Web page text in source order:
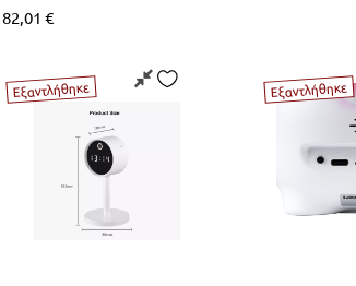
82,01 €
Εξαντλήθηκε Εξαντλήθηκε